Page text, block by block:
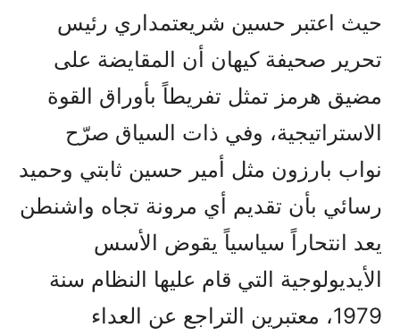
حيث اعتبر حسين شريعتمداري رئيس
تحرير صحيفة كيهان أن المقايضة على
مضيق هرمز تمثل تفريطاً بأوراق القوة
الاستراتيجية، وفي ذات السياق صرّح
نواب بارزون مثل أمير حسين ثابتي وحميد
رسائي بأن تقديم أي مرونة تجاه واشنطن
يعد انتحاراً سياسياً يقوض الأسس
الأيديولوجية التي قام عليها النظام سنة
1979، معتبرين التراجع عن العداء